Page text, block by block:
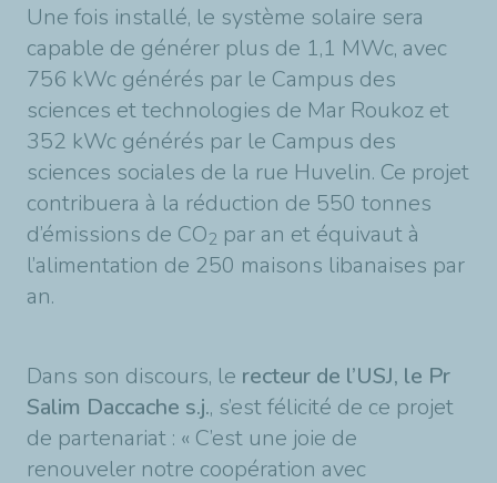
Une fois installé, le système solaire sera
capable de générer plus de 1,1 MWc, avec
756 kWc générés par le Campus des
sciences et technologies de Mar Roukoz et
352 kWc générés par le Campus des
sciences sociales de la rue Huvelin. Ce projet
contribuera à la réduction de 550 tonnes
d’émissions de CO2 par an et équivaut à
l’alimentation de 250 maisons libanaises par
an.
Dans son discours, le recteur de l’USJ, le Pr
Salim Daccache s.j., s’est félicité de ce projet
de partenariat : « C’est une joie de
renouveler notre coopération avec